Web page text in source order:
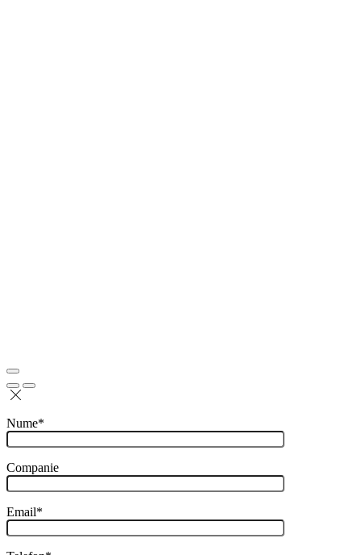
Nume*
Companie
Email*